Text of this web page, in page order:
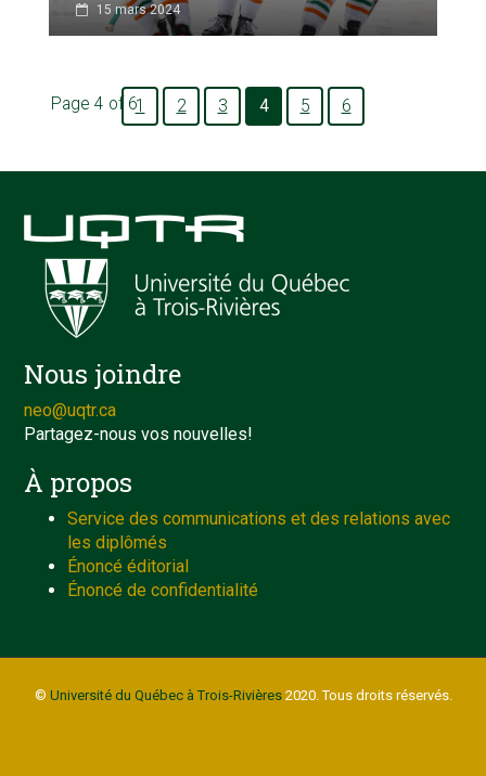
15 mars 2024
Page 4 of 61 2 3 4 5 6
Nous joindre
neo@uqtr.ca
Partagez-nous vos nouvelles!
À propos
Service des communications et des relations avec
les diplômés
Énoncé éditorial
Énoncé de confidentialité
© Université du Québec à Trois-Rivières2020. Tous droits réservés.